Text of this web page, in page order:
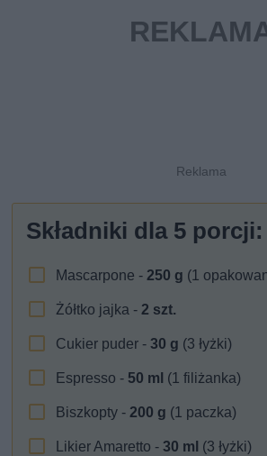
Składniki dla 5 porcji:
Mascarpone -250 g (1
Żółtko jajka -2 szt.
Cukier puder -30 g (3 łyżki)
Espresso - 50 ml (1 filiżanka)
Biszkopty -200 g (1 paczka)
Likier Amaretto -30 ml (3 łyżki)